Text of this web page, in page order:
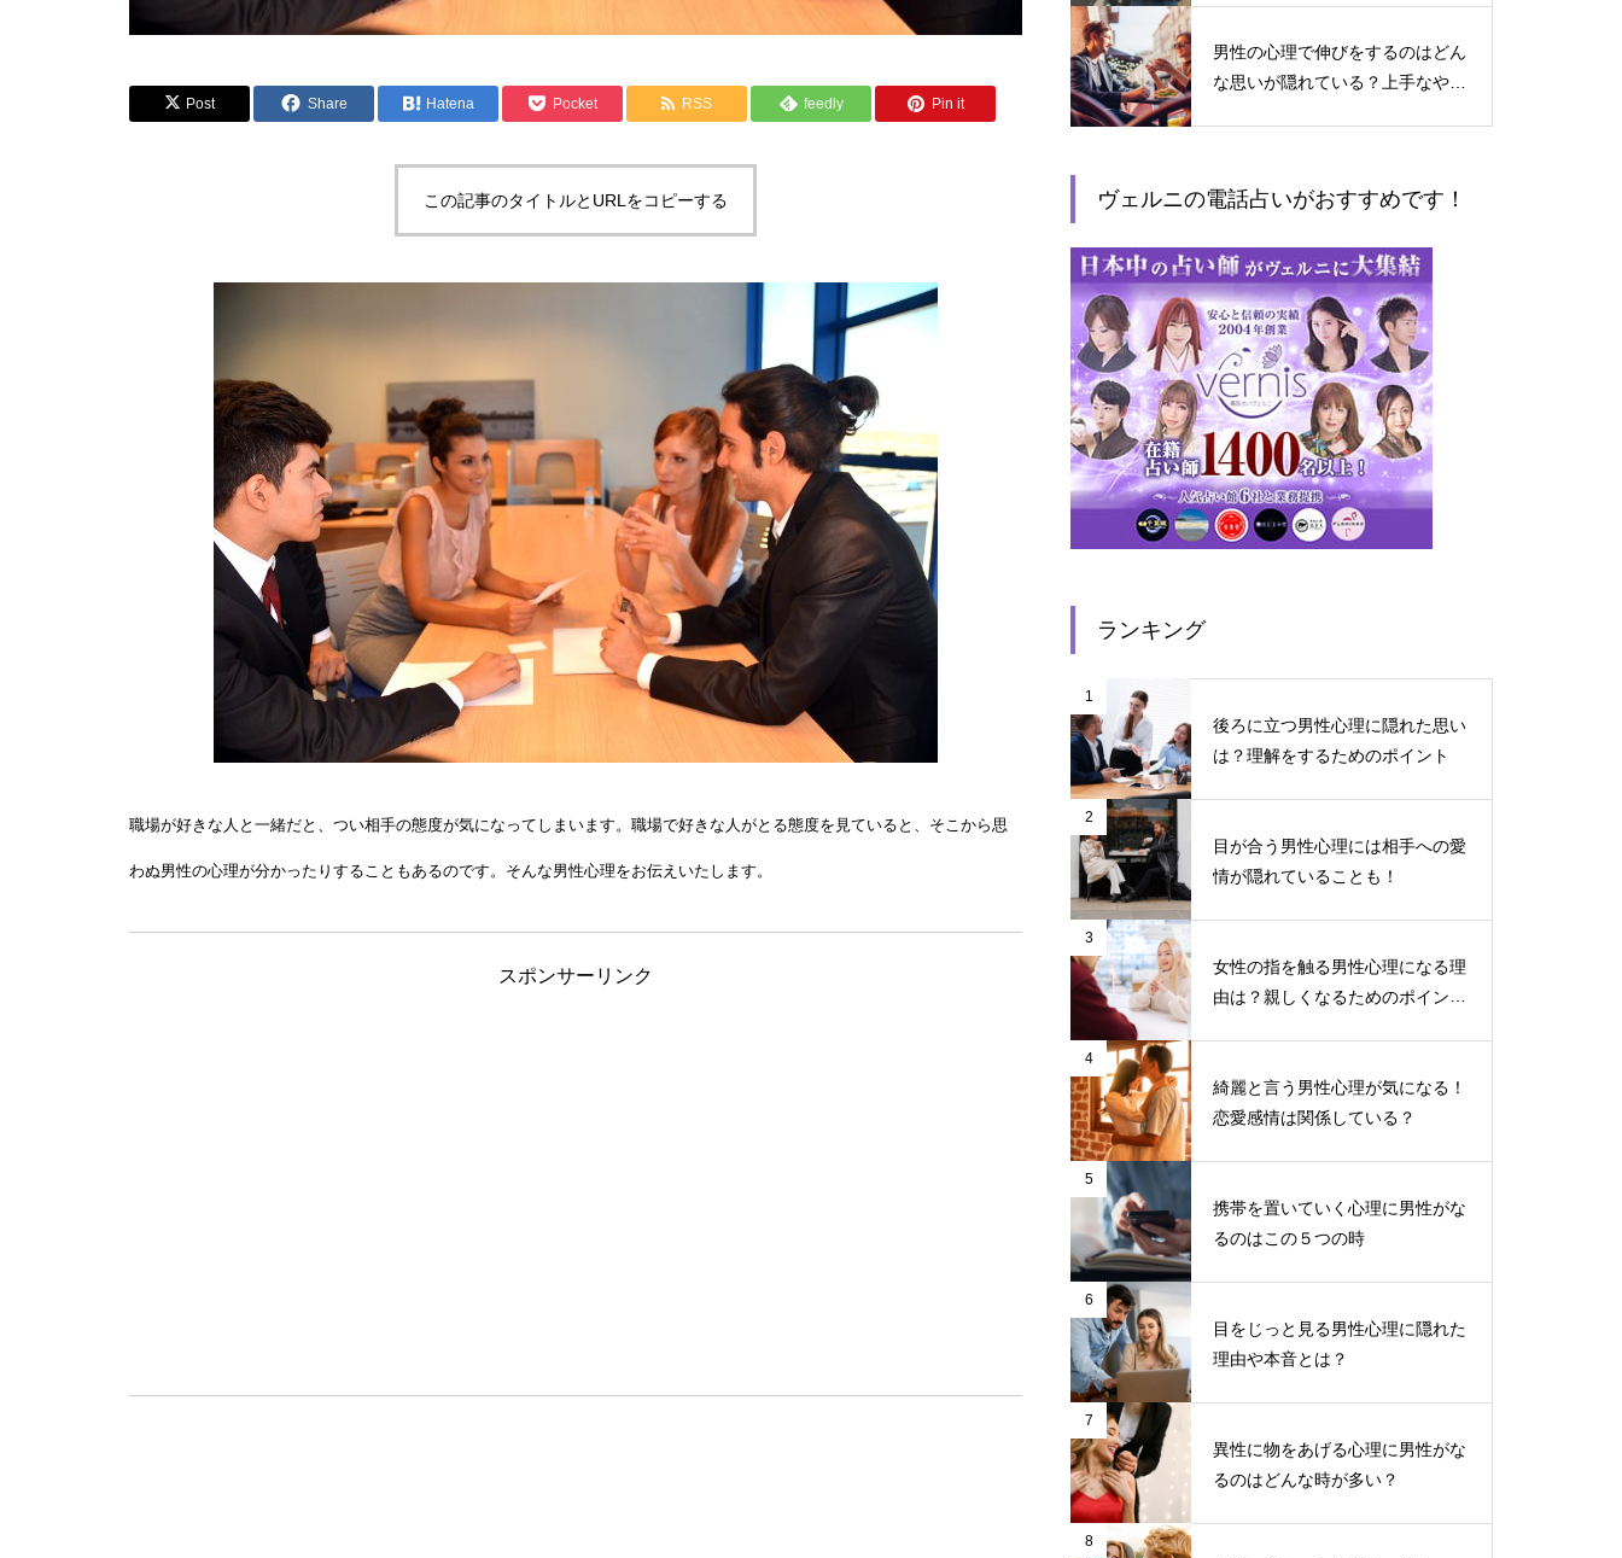
Post Share Hatena Pocket RSS feedly Pin it
この記事のタイトルとURLをコピーする
職場が好きな人と一緒だと、つい相手の態度が気になってしまいます。職場で好きな人がとる態度を見ていると、そこから思
わぬ男性の心理が分かったりすることもあるのです。そんな男性心理をお伝えいたします。
スポンサーリンク
男性の心理で伸びをするのはどん
な思いが隠れている？上手なやり
ヴェルニの電話占いがおすすめです！
ランキング
1
後ろに立つ男性心理に隠れた思い
は？理解をするためのポイント
2
目が合う男性心理には相手への愛
情が隠れていることも！
3
女性の指を触る男性心理になる理
由は？親しくなるためのポイント
4
綺麗と言う男性心理が気になる！
恋愛感情は関係している？
5
携帯を置いていく心理に男性がな
るのはこの５つの時
6
目をじっと見る男性心理に隠れた
理由や本音とは？
7
異性に物をあげる心理に男性がな
るのはどんな時が多い？
8